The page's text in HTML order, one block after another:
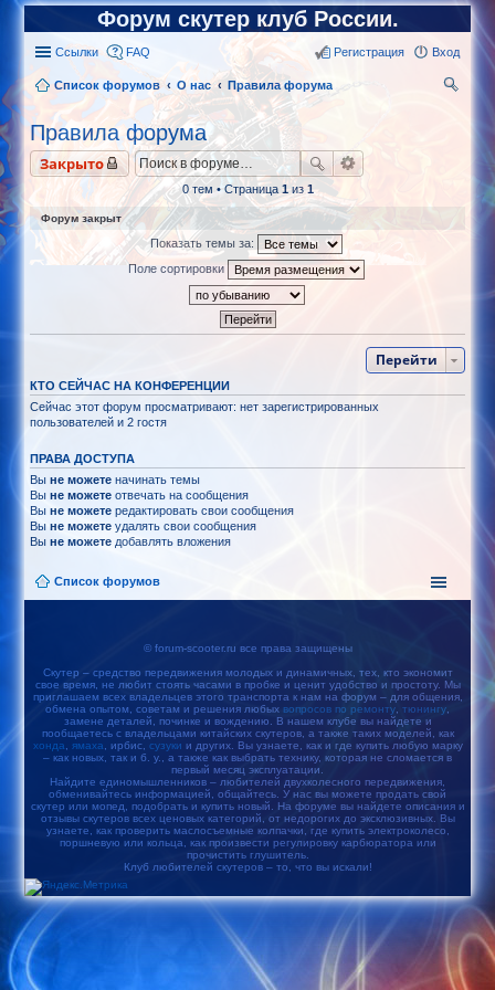
Форум скутер клуб России.
Ссылки FAQ Вход
Регистрация
Список форумов О нас
Правила форума
Правила форума
Закрыто
0 тем • Страница 1из 1
Форум закрыт
Показать темы за:
Поле сортировки
Перейти
КТО СЕЙЧАС НА КОНФЕРЕНЦИИ
Сейчас этот форум просматривают: нет зарегистрированных
пользователей и 2 гостя
ПРАВА ДОСТУПА
Выне можете начинать темы
Выне можете отвечать на сообщения
Выне можете редактировать свои сообщения
Выне можете удалять свои сообщения
Выне можете добавлять вложения
Список форумов
© forum-scooter.ru все права защищены
Скутер – средство передвижения молодых и динамичных, тех, кто экономит
свое время, не любит стоять часами в пробке и ценит удобство и простоту. Мы
приглашаем всех владельцев этого транспорта к нам на форум – для общения,
обмена опытом, советам и решения любых вопросов по ремонту тюнингу
замене деталей, починке и вождению. В нашем клубе вы найдете и
пообщаетесь с владельцами китайских скутеров, а также таких моделей, как
хонда
ямаха , ирбис, сузуки и других. Вы узнаете, как и где купить любую марку
– как новых, так и б. у., а также как выбрать технику, которая не сломается в
первый месяц эксплуатации.
Найдите единомышленников – любителей двухколесного передвижения,
обменивайтесь информацией, общайтесь. У нас вы можете продать свой
скутер или мопед, подобрать и купить новый. На форуме вы найдете описания и
отзывы скутеров всех ценовых категорий, от недорогих до эксклюзивных. Вы
узнаете, как проверить маслосъемные колпачки, где купить электроколесо,
поршневую или кольца, как произвести регулировку карбюратора или
прочистить глушитель.
Клуб любителей скутеров – то, что вы искали!